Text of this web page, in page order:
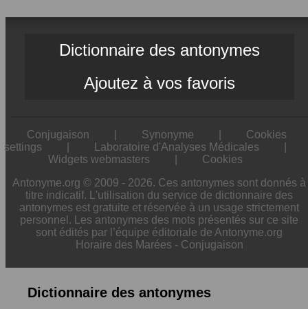
Dictionnaire des antonymes
Ajoutez à vos favoris
Conjugaison Synonyme
Cookies
settings
Laboratoire d'Analyses Médicales
Widgets webmasters
Cookies
Antonyme.org © 2009 - 2026. Ces antonymes sont donnés à
titre indicatif. L'utilisation du service de dictionnaire des
antonymes est gratuite et réservée à un usage strictement
personnel. Les antonymes des mots présentés sur ce site
sont édités par l’équipe éditoriale de Antonyme.org
Horaire des Marées - Conjugaison
Dictionnaire des antonymes